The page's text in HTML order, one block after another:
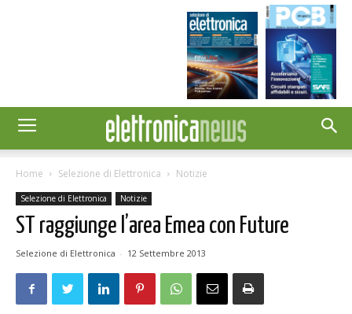
Home Selezione di Elettronica Notizie
Selezione di Elettronica Notizie
ST raggiunge l’area Emea con Future
Selezione di Elettronica - 12 Settembre 2013